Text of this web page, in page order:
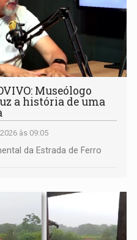
Museólogo
a história de uma
às 09:05
da Estrada de Ferro